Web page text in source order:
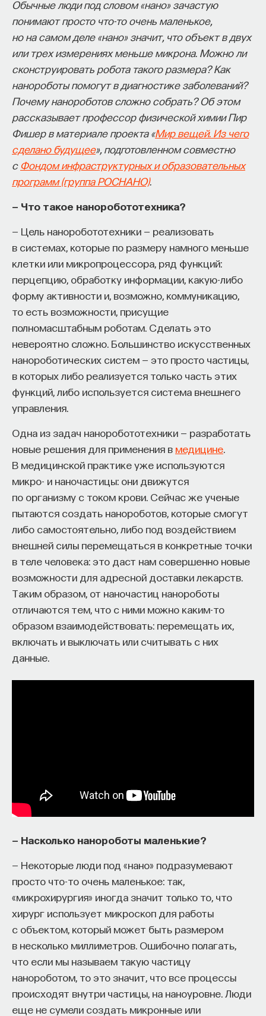
Обычные люди под словом «нано» зачастую
понимают просто что-то очень маленькое,
но на самом деле «нано» значит, что объект в двух
или трех измерениях меньше микрона. Можно ли
сконструировать робота такого размера? Как
нанороботы помогут в диагностике заболеваний?
Почему нанороботов сложно собрать? Об этом
рассказывает профессор физической химии Пир
Фишер в материале проекта «Мир вещей. Из чего
сделано будущее», подготовленном совместно
с Фондом инфраструктурных и образовательных
программ (группа РОСНАНО).
— Что такое наноробототехника?
— Цель наноробототехники — реализовать
в системах, которые по размеру намного меньше
клетки или микропроцессора, ряд функций:
перцепцию, обработку информации, какую-либо
форму активности и, возможно, коммуникацию,
то есть возможности, присущие
полномасштабным роботам. Сделать это
невероятно сложно. Большинство искусственных
нанороботических систем — это просто частицы,
в которых либо реализуется только часть этих
функций, либо используется система внешнего
управления.
Одна из задач наноробототехники — разработать
новые решения для применения в медицине
В медицинской практике уже используются
микро- и наночастицы: они движутся
по организму с током крови. Сейчас же ученые
пытаются создать нанороботов, которые смогут
либо самостоятельно, либо под воздействием
внешней силы перемещаться в конкретные точки
в теле человека: это даст нам совершенно новые
возможности для адресной доставки лекарств.
Таким образом, от наночастиц нанороботы
отличаются тем, что с ними можно каким-то
образом взаимодействовать: перемещать их,
включать и выключать или считывать с них
данные.
— Насколько нанороботы маленькие?
— Некоторые люди под «нано» подразумевают
просто что-то очень маленькое: так,
«микрохирургия» иногда значит только то, что
хирург использует микроскоп для работы
с объектом, который может быть размером
в несколько миллиметров. Ошибочно полагать,
что если мы называем такую частицу
нанороботом, то это значит, что все процессы
происходят внутри частицы, на наноуровне. Люди
еще не сумели создать микронные или
процессами? Как появляются зависимость,
утомление, состояние эйфории или азарта?
Каково воздействие на работу мозга гормонов,
Ответы на эти и другие вопросы можно найти,
записавшисьна курс «Химия между нейронами:
вещества, которые управляют нами»
Пройдя этот курс, вы научитесь:
— Ориентироваться в общих принципах
работы нашего организма
— Разбираться в биохимических процессах
мозга
— Понимать причины нейро- и психопатологий
— Осознавать связь своего поведения
и эмоций с активностью нейромедиаторов
мозга
Автор курса:Вячеслав Дубынин— доктор
биологических наук, профессор кафедры
физиологии человека и животных биологического
факультета МГУ им. М.В. Ломоносова
3/10/2025
НАПИСАТЬ НАМ
НАД МАТЕРИАЛОМ РАБОТАЛИ
Вячеслав Дубынин
доктор биологических наук, профессор
кафедры физиологии человека и животных
биологического факультета МГУ
им. М. В. Ломоносова, специалист в области
БИОЛОГИЯ
1298 публикаций
КУРС
Химия между нейронами:
вещества, которые управляют
нами